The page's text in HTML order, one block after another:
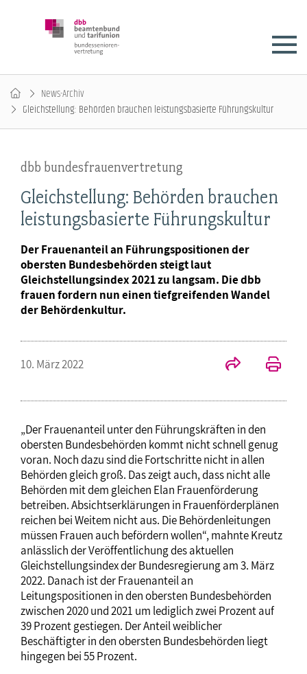
News-Archiv
Gleichstellung: Behörden brauchen leistungsbasierte Führungskultur
dbb bundesfrauenvertretung
Gleichstellung: Behörden brauchen
leistungsbasierte Führungskultur
Der Frauenanteil an Führungspositionen der
obersten Bundesbehörden steigt laut
Gleichstellungsindex 2021 zu langsam. Die dbb
frauen fordern nun einen tiefgreifenden Wandel
der Behördenkultur.
10. März 2022
„Der Frauenanteil unter den Führungskräften in den
obersten Bundesbehörden kommt nicht schnell genug
voran. Noch dazu sind die Fortschritte nicht in allen
Behörden gleich groß. Das zeigt auch, dass nicht alle
Behörden mit dem gleichen Elan Frauenförderung
betreiben. Absichtserklärungen in Frauenförderplänen
reichen bei Weitem nicht aus. Die Behördenleitungen
müssen Frauen auch befördern wollen“, mahnte Kreutz
anlässlich der Veröffentlichung des aktuellen
Gleichstellungsindex der Bundesregierung am 3. März
2022. Danach ist der Frauenanteil an
Leitungspositionen in den obersten Bundesbehörden
zwischen 2020 und 2021 um lediglich zwei Prozent auf
39 Prozent gestiegen. Der Anteil weiblicher
Beschäftigter in den obersten Bundesbehörden liegt
hingegen bei 55 Prozent.